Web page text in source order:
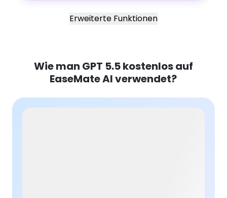
Erweiterte Funktionen
Wie man GPT 5.5 kostenlos auf
EaseMate AI verwendet?